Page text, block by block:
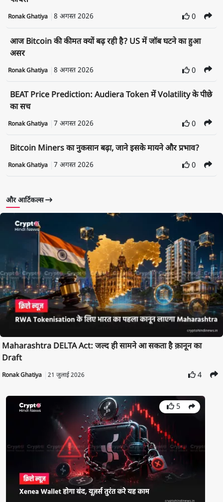
Ronak Ghatiya 8 अगस्त 2026 0
आज Bitcoin की कीमत क्यों बढ़ रही है? US में जॉब घटने का हुआ
असर
Ronak Ghatiya 8 अगस्त 2026 0
BEAT Price Prediction: Audiera Token में Volatility के पीछे
का सच
Ronak Ghatiya 7 अगस्त 2026 0
Bitcoin Miners का नुकसान बढ़ा, जाने इसके मायने और प्रभाव?
Ronak Ghatiya 7 अगस्त 2026 0
और आर्टिकल्स
Maharashtra DELTA Act: जल्द ही सामने आ सकता है क़ानून का
Draft
Ronak Ghatiya 21 जुलाई 2026 4
5